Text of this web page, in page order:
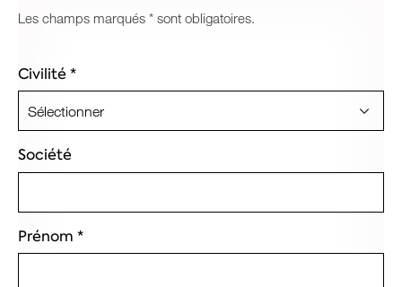
Les champs marqués * sont obligatoires.
Civilité*
Société
Prénom *